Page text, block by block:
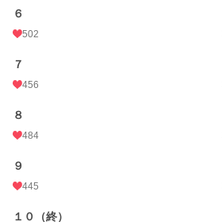
年間ポイント
６
502
７
456
８
484
９
445
１０（終）